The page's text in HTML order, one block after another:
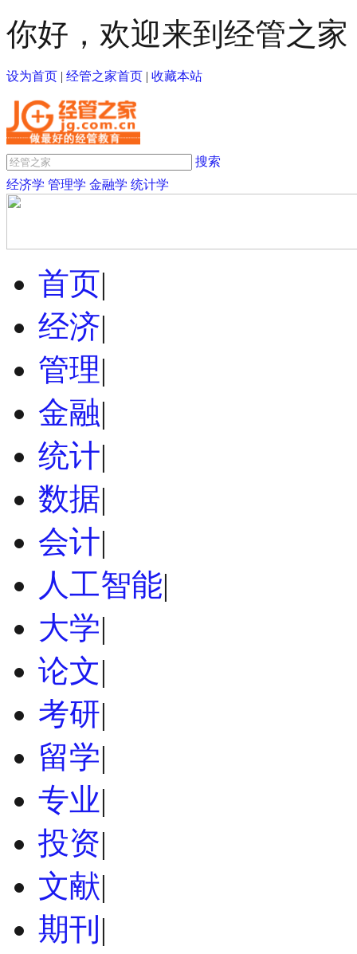
你好，欢迎来到经管之家
设为首页 | 经管之家首页 | 收藏本站
搜索
经济学 管理学 金融学 统计学
首页|
经济|
管理|
金融|
统计|
数据|
会计|
人工智能|
大学|
论文|
考研|
留学|
专业|
投资|
文献|
期刊 |